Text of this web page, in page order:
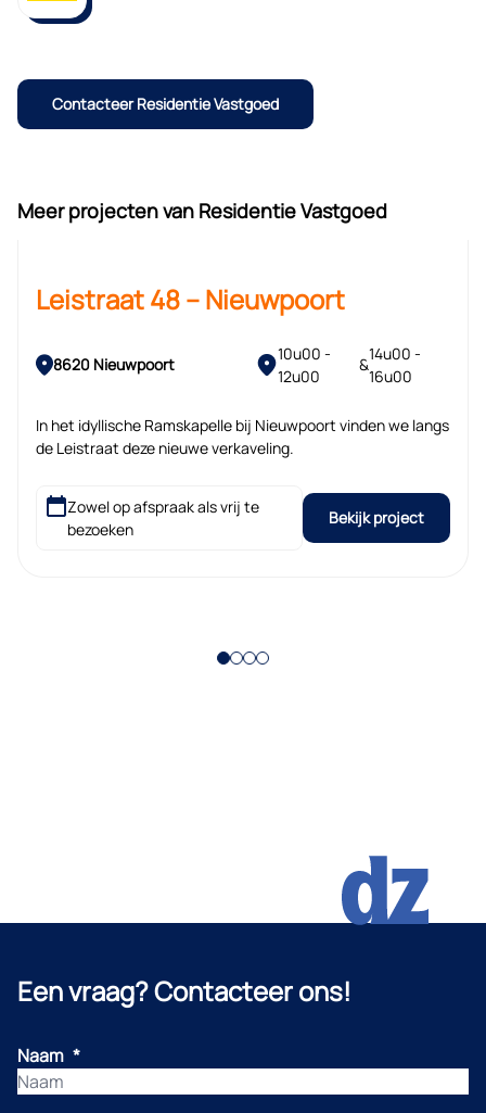
Contacteer Residentie Vastgoed
Meer projecten van Residentie Vastgoed
Leistraat 48 – Nieuwpoort
8620 Nieuwpoort
10u00 -
12u00
&
14u00 -
16u00
In het idyllische Ramskapelle bij Nieuwpoort vinden we langs
de Leistraat deze nieuwe verkaveling.
Zowel op afspraak als vrij te
bezoeken
Bekijk project
Een vraag? Contacteer ons!
Naam *